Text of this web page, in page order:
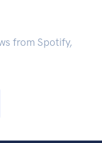
from Spotify,